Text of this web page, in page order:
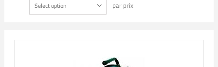
Select option par prix